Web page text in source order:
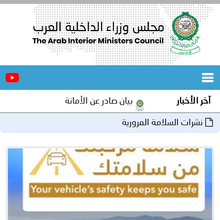
الرئيسية
و
جهود
آخر الأخبار بيان صادر عن الأمانة العامة لمجلس وزراء
نشرات السلامة المرورية